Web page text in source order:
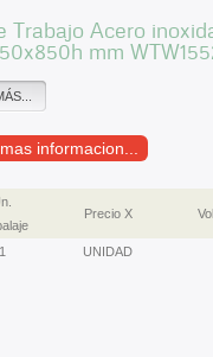
Trabajo Acero
mm
informacion...
Precio X
1 UNIDAD